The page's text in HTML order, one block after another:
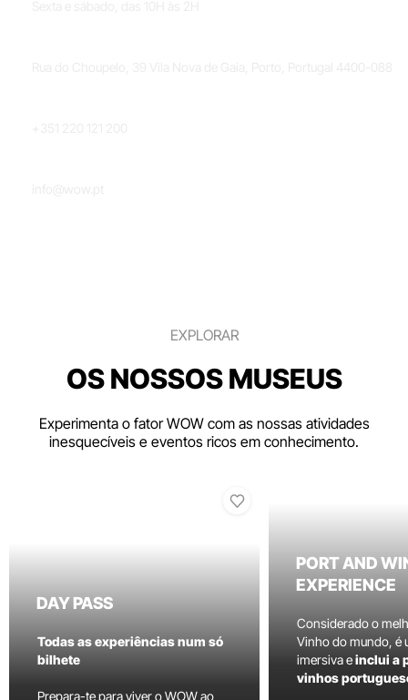
EXPLORAR
OS NOSSOS MUSEUS
Experimenta o fator WOW com as nossas atividades
inesquecíveis e eventos ricos em conhecimento.
DAY PASS
Todas as experiências num só
bilhete
Prepara-te para viver o WOW ao
PORT AND
EXPERIENCE
Considerado o
Vinho do mundo, é
imersiva einclui a
vinhos